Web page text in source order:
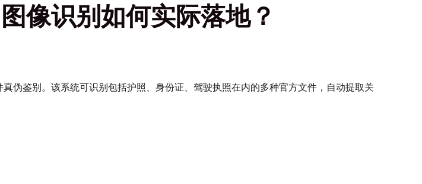
像识别如何实际落地？
伪鉴别。该系统可识别包括护照、身份证、驾驶执照在内的多种官方文件，自动提取关